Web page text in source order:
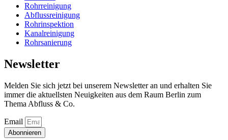
Rohrreinigung
Abflussreinigung
Rohrinspektion
Kanalreinigung
Rohrsanierung
Newsletter
Melden Sie sich jetzt bei unserem Newsletter an und erhalten Sie
immer die aktuellsten Neuigkeiten aus dem Raum Berlin zum
Thema Abfluss & Co.
Email
Abonnieren